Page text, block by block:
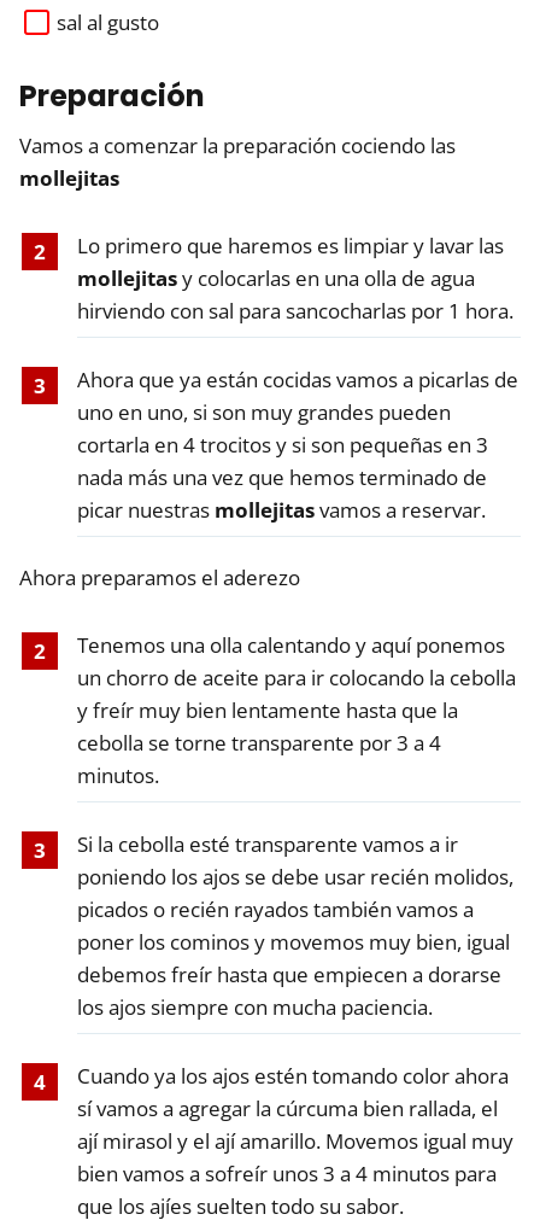
sal al gusto
Preparación
Vamos a comenzar la preparación cociendo las
mollejitas
Lo primero que haremos es limpiar y lavar las
mollejitasy colocarlas en una olla de agua
hirviendo con sal para sancocharlas por 1 hora.
Ahora que ya están cocidas vamos a picarlas de
uno en uno, si son muy grandes pueden
cortarla en 4 trocitos y si son pequeñas en 3
nada más una vez que hemos terminado de
picar nuestras mollejitasvamos a reservar.
Ahora preparamos el aderezo
Tenemos una olla calentando y aquí ponemos
un chorro de aceite para ir colocando la cebolla
y freír muy bien lentamente hasta que la
cebolla se torne transparente por 3 a 4
minutos.
Si la cebolla esté transparente vamos a ir
poniendo los ajos se debe usar recién molidos,
picados o recién rayados también vamos a
poner los cominos y movemos muy bien, igual
debemos freír hasta que empiecen a dorarse
los ajos siempre con mucha paciencia.
Cuando ya los ajos estén tomando color ahora
sí vamos a agregar la cúrcuma bien rallada, el
ají mirasol y el ají amarillo. Movemos igual muy
bien vamos a sofreír unos 3 a 4 minutos para
que los ajíes suelten todo su sabor.